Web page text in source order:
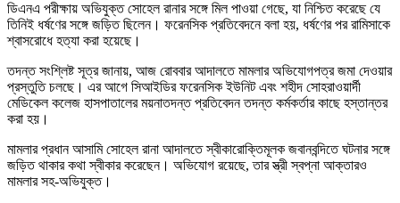
ডিএনএ পরীক্ষায় অভিযুক্ত সোহেল রানার সঙ্গে মিল পাওয়া গেছে, যা নিশ্চিত করেছে যে
তিনিই ধর্ষণের সঙ্গে জড়িত ছিলেন। ফরেনসিক প্রতিবেদনে বলা হয়, ধর্ষণের পর রামিসাকে
শ্বাসরোধে হত্যা করা হয়েছে।
তদন্ত সংশ্লিষ্ট সূত্র জানায়, আজ রোববার আদালতে মামলার অভিযোগপত্র জমা দেওয়ার
প্রস্তুতি চলছে। এর আগে সিআইডির ফরেনসিক ইউনিট এবং শহীদ সোহরাওয়ার্দী
মেডিকেল কলেজ হাসপাতালের ময়নাতদন্ত প্রতিবেদন তদন্ত কর্মকর্তার কাছে হস্তান্তর
করা হয়।
মামলার প্রধান আসামি সোহেল রানা আদালতে স্বীকারোক্তিমূলক জবানবন্দিতে ঘটনার সঙ্গে
জড়িত থাকার কথা স্বীকার করেছেন। অভিযোগ রয়েছে, তার স্ত্রী স্বপ্না আক্তারও
মামলার সহ-অভিযুক্ত।